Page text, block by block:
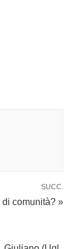
SUCC.
di comunità? »